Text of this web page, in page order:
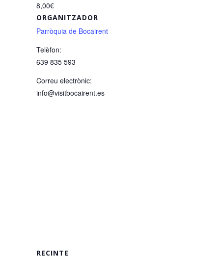
8,00€
ORGANITZADOR
Parròquia de Bocairent
Telèfon:
639 835 593
Correu electrònic:
info@visitbocairent.es
RECINTE